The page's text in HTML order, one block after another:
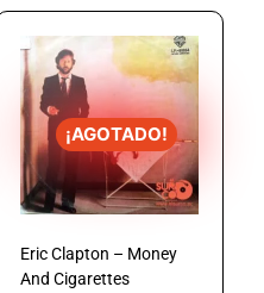
¡AGOTADO!
Eric Clapton – Money
And Cigarettes